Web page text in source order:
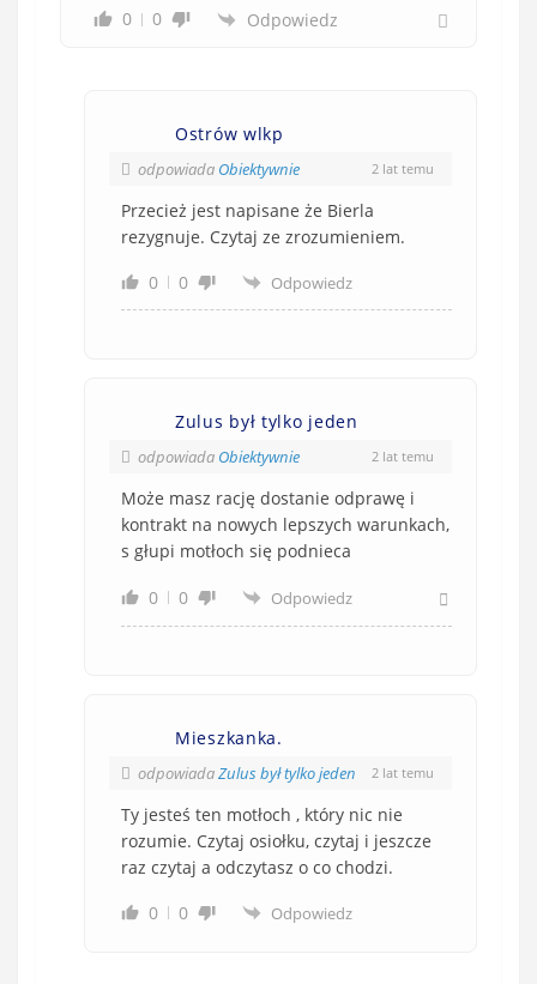
0 0 Odpowiedz
Ostrów wlkp
odpowiada Obiektywnie 2 lat temu
Przecież jest napisane że Bierla
rezygnuje. Czytaj ze zrozumieniem.
0
0 Odpowiedz
Zulus był tylko jeden
odpowiada Obiektywnie 2 lat temu
Może masz rację dostanie odprawę i
kontrakt na nowych lepszych warunkach,
s głupi motłoch się podnieca
0 0 Odpowiedz
Mieszkanka.
odpowiadaZulus był tylko jeden 2 lat temu
Ty jesteś ten motłoch , który nic nie
rozumie. Czytaj osiołku, czytaj i jeszcze
raz czytaj a odczytasz o co chodzi.
0
0 Odpowiedz